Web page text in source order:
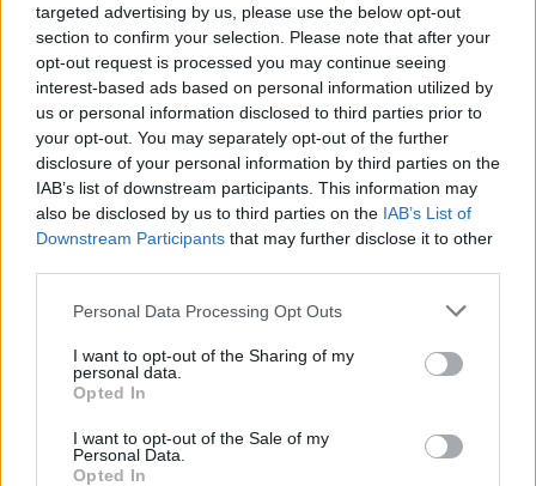
targeted advertising by us, please use the below opt-out
section to confirm your selection. Please note that after your
opt-out request is processed you may continue seeing
interest-based ads based on personal information utilized by
us or personal information disclosed to third parties prior to
your opt-out. You may separately opt-out of the further
disclosure of your personal information by third parties on the
IAB’s list of downstream participants. This information may
also be disclosed by us to third parties on the IAB’s List of
Downstream Participants that may further disclose it to other
Please note that this website/app uses one or more Google
not limited to your visit or usage behaviour. You may click to
grant or deny consent to Google and its third-party tags to
use your data for below specified purposes in below Google
consent section.
Personal Data Processing Opt Outs
I want to opt-out of the Sharing of my
personal data.
Opted In
I want to opt-out of the Sale of my
Personal Data.
Opted In
MAGYAR ÉPÍTŐK
Mi épül?